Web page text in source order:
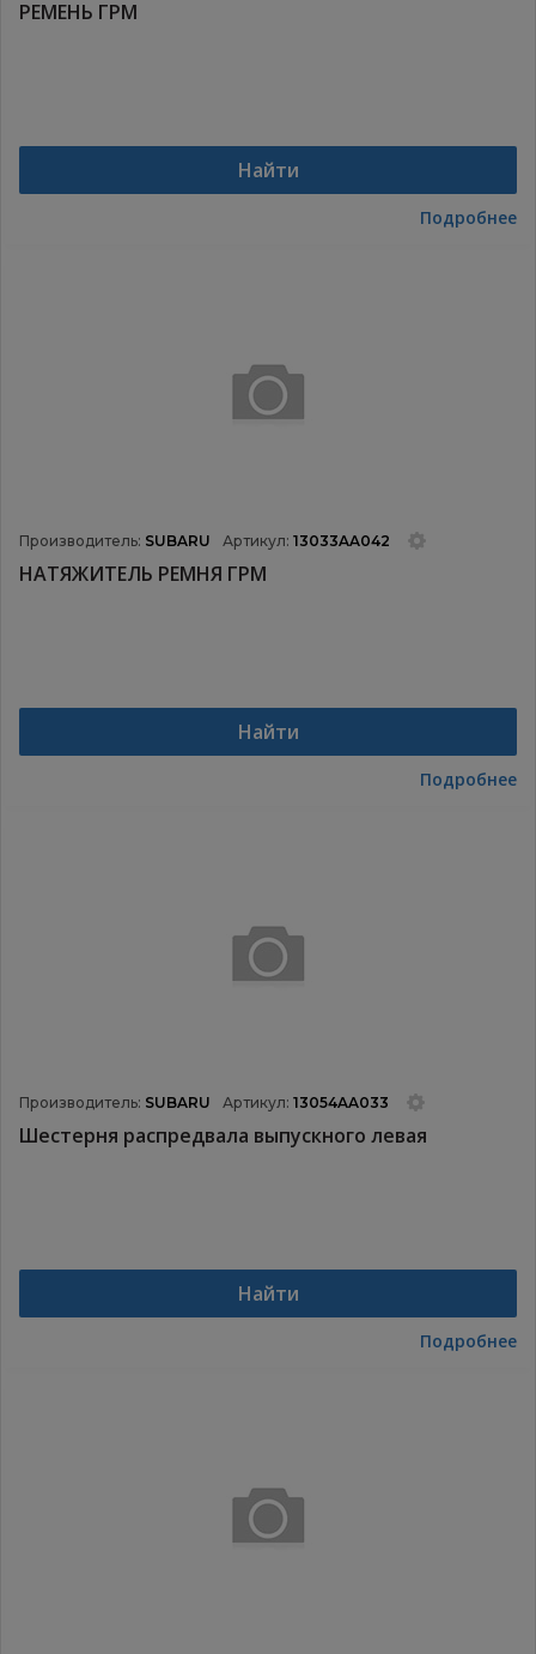
РЕМЕНЬ ГРМ
Найти
Подробнее
Производитель: SUBARU Артикул: 13033AA042
НАТЯЖИТЕЛЬ РЕМНЯ ГРМ
Найти
Подробнее
Производитель: SUBARU Артикул: 13054AA033
Шестерня распредвала выпускного левая
Найти
Подробнее